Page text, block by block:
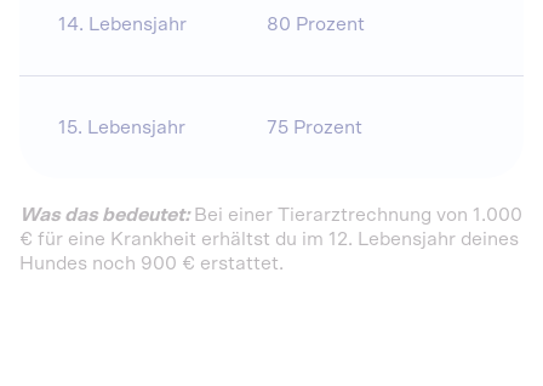
14. Lebensjahr 80 Prozent
15. Lebensjahr 75 Prozent
Was das bedeutet: Bei einer Tierarztrechnung von 1.000
€ für eine Krankheit erhältst du im 12. Lebensjahr deines
Hundes noch 900 € erstattet.